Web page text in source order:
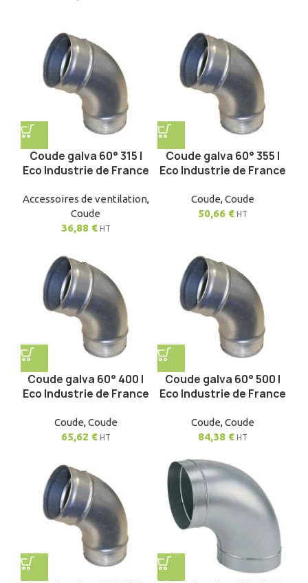
Coude galva 60° 315 |
Eco Industrie de France
Accessoires de ventilation,
Coude
36,88 € HT
Coude galva 60° 355 |
Eco Industrie de France
Coude,Coude
50,66 € HT
Coude galva 60° 400 |
Eco Industrie de France
Coude,Coude
65,62 € HT
Coude galva 60° 500 |
Eco Industrie de France
Coude,Coude
84,38 € HT